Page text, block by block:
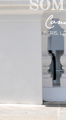
PARIS,